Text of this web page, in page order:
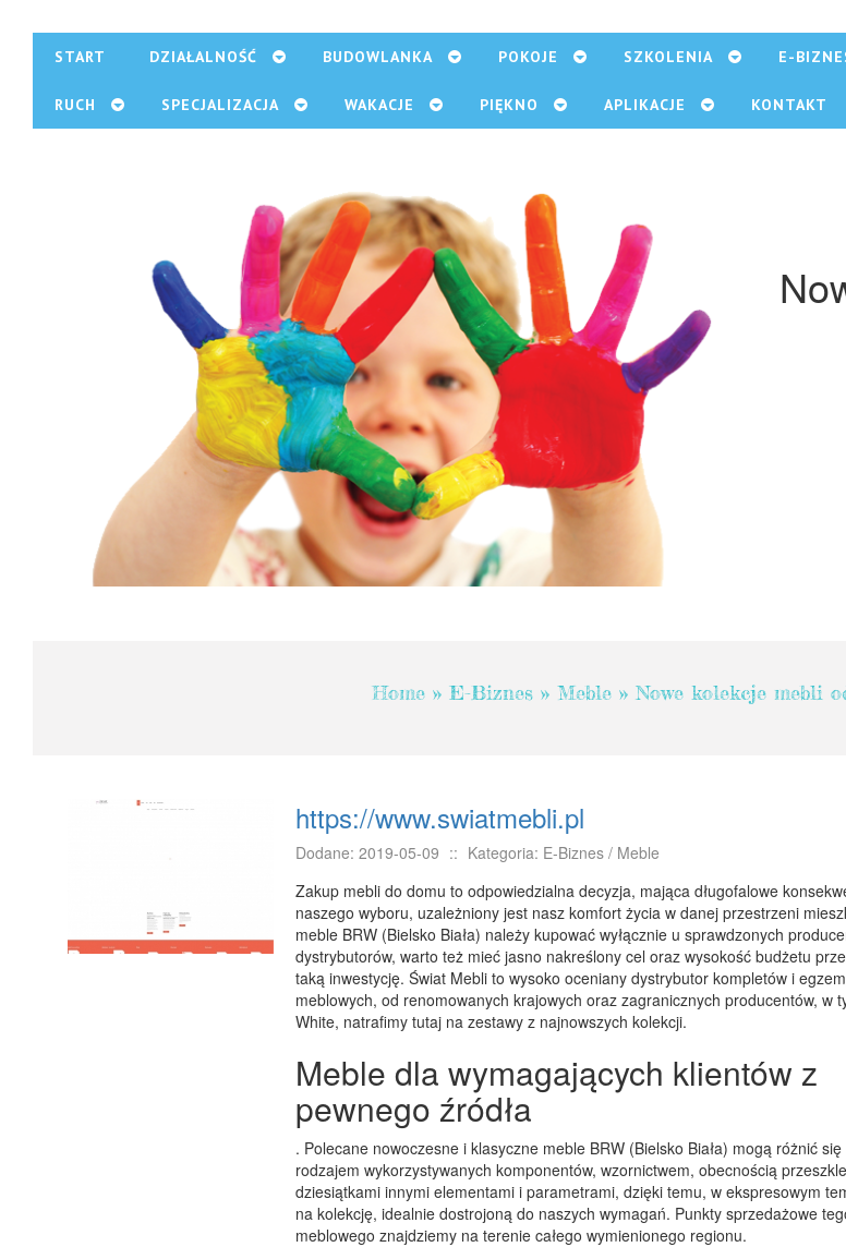
START DZIAŁALNOŚĆ BUDOWLANKA POKOJE SZKOLENIA E-
RUCH SPECJALIZACJA WAKACJE PIĘKNO APLIKACJE KONTAKT
Home» E-Biznes» Meble» Nowe kolekcje mebli
https://www.swiatmebli.pl
Dodane: 2019-05-09 :: Kategoria: E-Biznes / Meble
Zakup mebli do domu to odpowiedzialna decyzja, mająca długofalowe
naszego wyboru, uzależniony jest nasz komfort życia w danej przestrzeni
meble BRW (Bielsko Biała) należy kupować wyłącznie u sprawdzonych
dystrybutorów, warto też mieć jasno nakreślony cel oraz wysokość budżetu
taką inwestycję. Świat Mebli to wysoko oceniany dystrybutor kompletów i
meblowych, od renomowanych krajowych oraz zagranicznych producentów, w
White, natrafimy tutaj na zestawy z najnowszych kolekcji.
Meble dla wymagających klientów z
pewnego źródła
. Polecane nowoczesne i klasyczne meble BRW (Bielsko Biała) mogą różnić
rodzajem wykorzystywanych komponentów, wzornictwem, obecnością
dziesiątkami innymi elementami i parametrami, dzięki temu, w ekspresowym
na kolekcję, idealnie dostrojoną do naszych wymagań. Punkty sprzedażowe
meblowego znajdziemy na terenie całego wymienionego regionu.